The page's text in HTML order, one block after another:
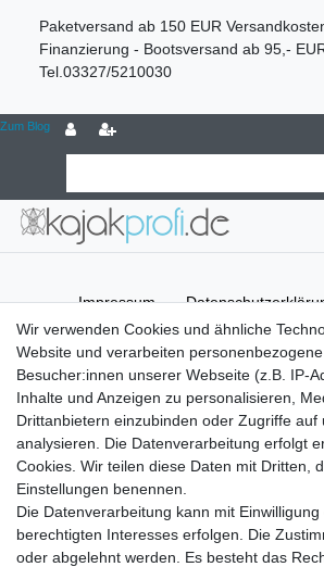
Paketversand ab 150 EUR
Finanzierung - Bootsversand ab 95,-
Tel.03327/5210030
Zum Blog
Impressum
Widerrufs­recht Vertrag
Versandinformationen
Drucken
Wir verwenden Cookies und ähnliche
Website und verarbeiten
Besucher:innen unserer Webseite (z.B. IP-
Inhalte und Anzeigen zu personalisieren,
Drittanbietern einzubinden oder Zugriffe auf
analysieren. Die Datenverarbeitung erfolgt
Cookies. Wir teilen diese Daten mit Dritten,
Einstellungen benennen.
Die Datenverarbeitung kann mit
berechtigten Interesses erfolgen. Die
oder abgelehnt werden. Es besteht das